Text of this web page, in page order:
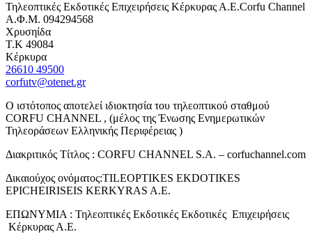
Τηλεοπτικές Εκδοτικές Επιχειρήσεις Κέρκυρας Α.Ε.Corfu Channel
Α.Φ.Μ. 094294568
Χρυσηίδα
Τ.Κ 49084
Κέρκυρα
26610 49500
corfutv@otenet.gr
Ο ιστότοπος αποτελεί ιδιοκτησία του τηλεοπτικού σταθμού
CORFU CHANNEL , (μέλος της Ένωσης Ενημερωτικών
Τηλεοράσεων Ελληνικής Περιφέρειας )
Διακριτικός Τίτλος : CORFU CHANNEL S.A. – corfuchannel.com
Δικαιούχος ονόματος:TILEOPTIKES EKDOTIKES
EPICHEIRISEIS KERKYRAS A.E.
ΕΠΩΝΥΜΙΑ : Τηλεοπτικές Εκδοτικές Εκδοτικές Επιχειρήσεις
Κέρκυρας Α.Ε.